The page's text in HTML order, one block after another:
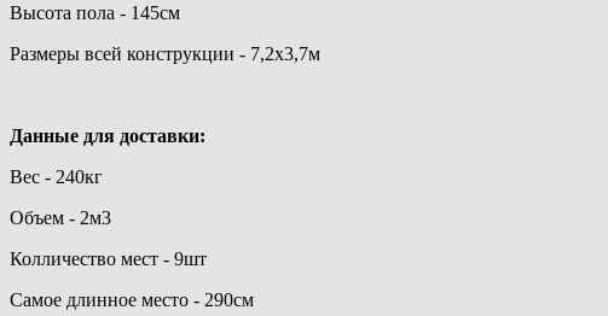
Высота пола - 145см
Размеры всей конструкции - 7,2х3,7м
Данные для доставки:
Вес - 240кг
Объем - 2м3
Колличество мест - 9шт
Самое длинное место - 290см